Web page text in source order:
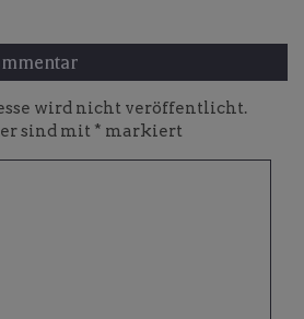
wird nicht veröffentlicht.
sind mit * markiert